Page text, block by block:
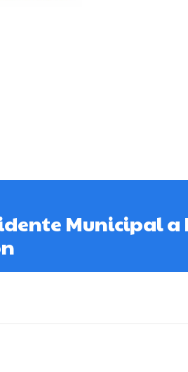
Municipal a